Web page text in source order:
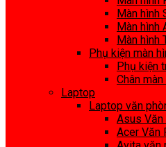
Màn hình
Màn hình
Màn hình
Phụ kiện màn
Phụ kiện
Chân màn
Laptop
Laptop văn
Asus Văn
Acer Văn